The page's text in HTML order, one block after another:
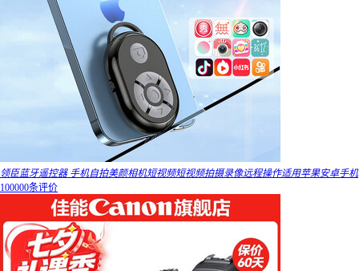
领臣蓝牙遥控器 手机自拍美颜相机短视频短视频拍摄录像远程操作适用苹果安卓手机
100000条评价